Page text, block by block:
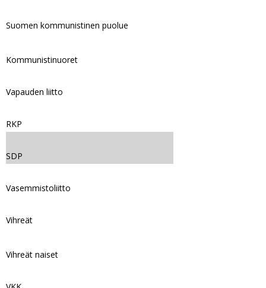
Suomen kommunistinen puolue
Kommunistinuoret
Vapauden liitto
RKP
SDP
Vasemmistoliitto
Vihreät
Vihreät naiset